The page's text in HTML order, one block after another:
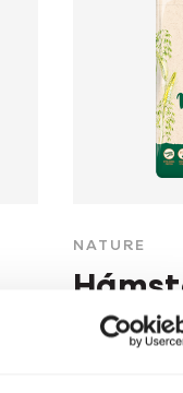
NATURE
Mezcla
cereales